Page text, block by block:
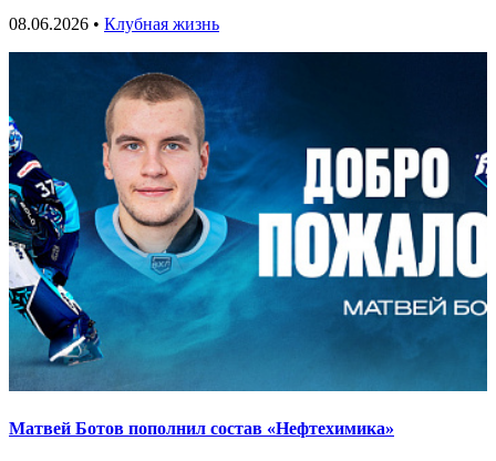
08.06.2026 • Клубная жизнь
Матвей Ботов пополнил состав «Нефтехимика»